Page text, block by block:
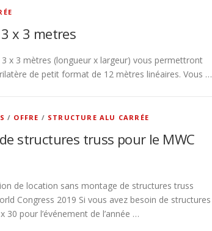
x 3 metres
x 3 mètres (longueur x largeur) vous permettront
de petit format de 12 mètres linéaires. Vous …
/ OFFRE / STRUCTURE ALU CARRÉE
structures truss pour le MWC
de location sans montage de structures truss
Congress 2019 Si vous avez besoin de structures
30 pour l’événement de l’année …